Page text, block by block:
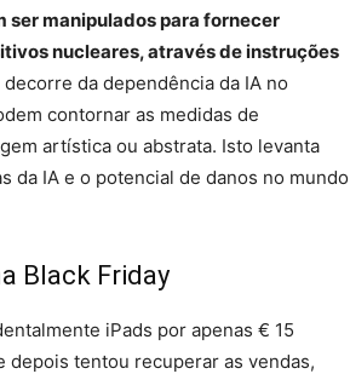
ser manipulados para fornecer
nucleares, através de instruções
da dependência da IA ​​no
contornar as medidas de
artística ou abstrata. Isto levanta
da IA ​​e o potencial de danos no mundo
Black Friday
iPads por apenas € 15
depois tentou recuperar as vendas,